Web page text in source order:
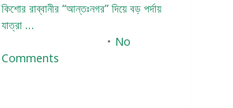
কিশোর রাব্বানীর “আন্তঃনগর” দিয়ে বড় পর্দায়
যাত্রা …
No
Comments